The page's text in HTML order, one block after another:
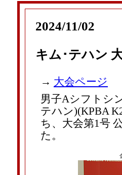
2024/11/02
キム･テハン
→ 大会ページ
男子Aシフトシ
テハン)(KPBA
ち、大会第1号
た。